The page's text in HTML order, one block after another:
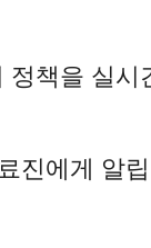
책을 실시
진에게 알